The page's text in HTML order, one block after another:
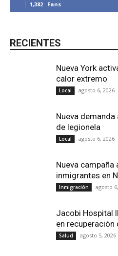
1,382 Fans
RECIENTES
Nueva York
calor extremo
Local agosto 6, 2026
Nueva demanda
de legionela
Local agosto 6, 2026
Nueva
inmigrantes en
Inmigración agosto
Jacobi Hospital
en recuperación
Salud agosto 5, 2026